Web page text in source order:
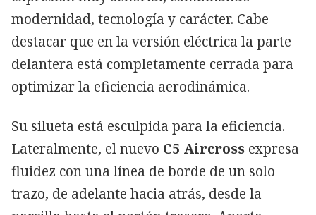
modernidad, tecnología y carácter. Cabe
destacar que en la versión eléctrica la parte
delantera está completamente cerrada para
optimizar la eficiencia aerodinámica.
Su silueta está esculpida para la eficiencia.
Lateralmente, el nuevo C5 Aircross expresa
fluidez con una línea de borde de un solo
trazo, de adelante hacia atrás, desde la